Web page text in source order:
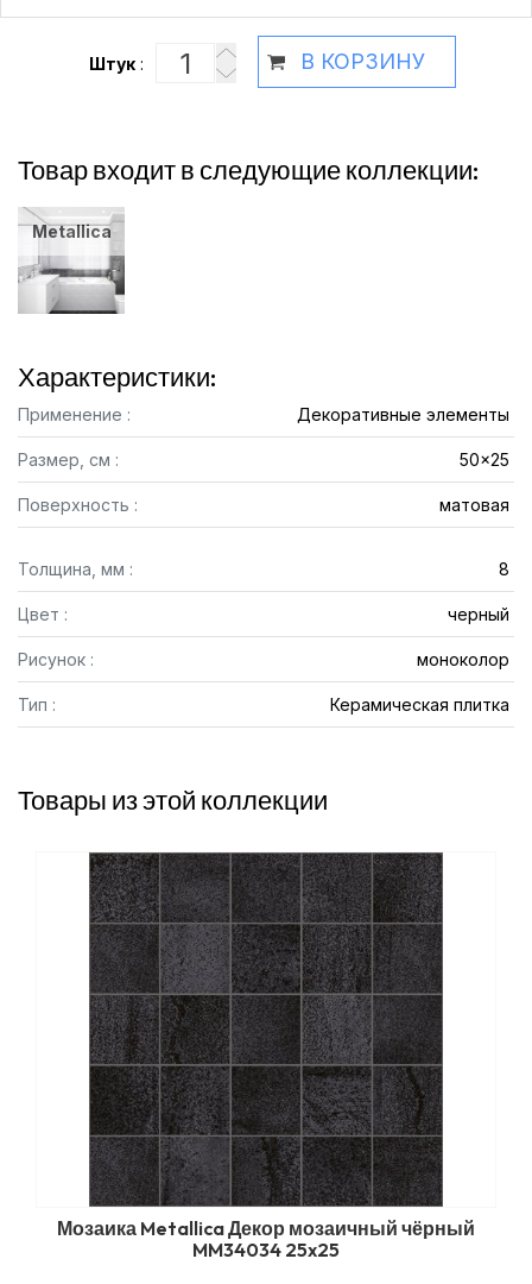
Штук: В КОРЗИНУ
Товар входит в следующие коллекции:
Metallica
Характеристики:
Применение : Декоративные элементы
Размер, см : 50x25
Поверхность : матовая
Толщина, мм : 8
Цвет : черный
Рисунок : моноколор
Тип : Керамическая плитка
Товары из этой коллекции
Мозаика Metallica Декор мозаичный чёрный
MM34034 25x25